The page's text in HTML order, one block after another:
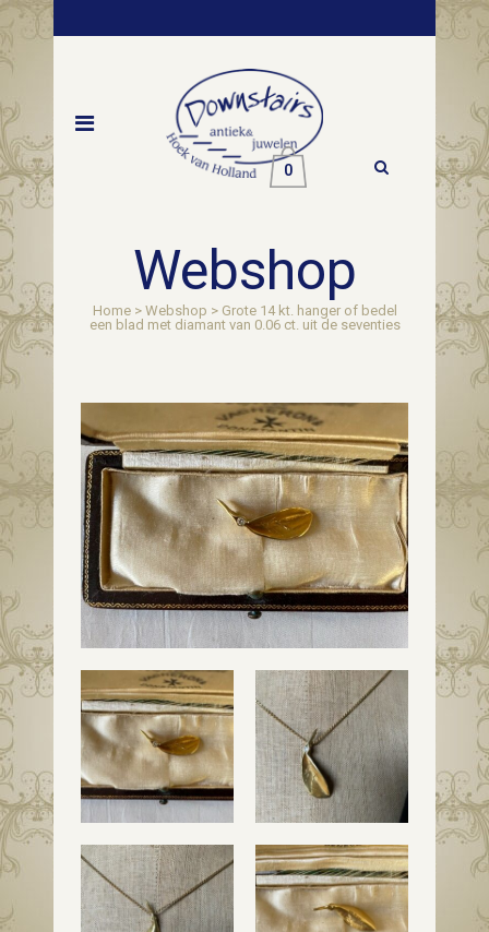
0
Webshop
Home> Webshop > Grote 14 kt. hanger of bedel
een blad met diamant van 0.06 ct. uit de seventies